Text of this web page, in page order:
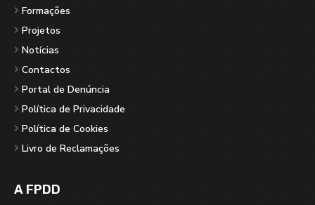
Formações
Projetos
Notícias
Contactos
Portal de Denúncia
Política de Privacidade
Política de Cookies
Livro de Reclamações
A FPDD